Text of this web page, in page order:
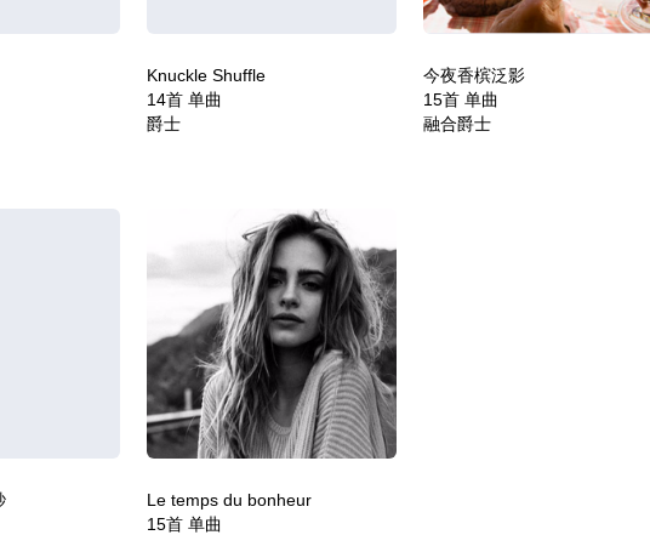
Knuckle Shuffle
14首 单曲
爵士
今夜香槟泛影
15首 单曲
融合爵士
Le temps du bonheur
15首 单曲